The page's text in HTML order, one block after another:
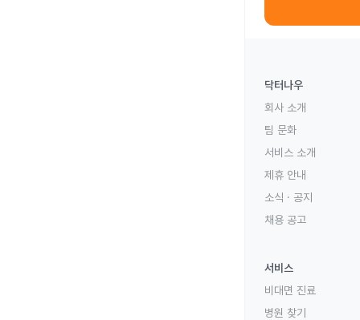
닥터나우
회사 소개
팀 문화
서비스 소개
제휴 안내
소식 · 공지
채용 공고
서비스
비대면 진료
병원 찾기